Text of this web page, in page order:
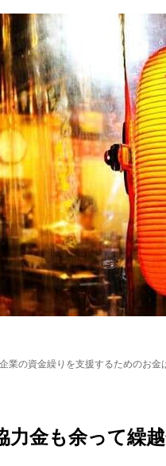
業の資金繰りを支援するためのお金
力金も余って繰